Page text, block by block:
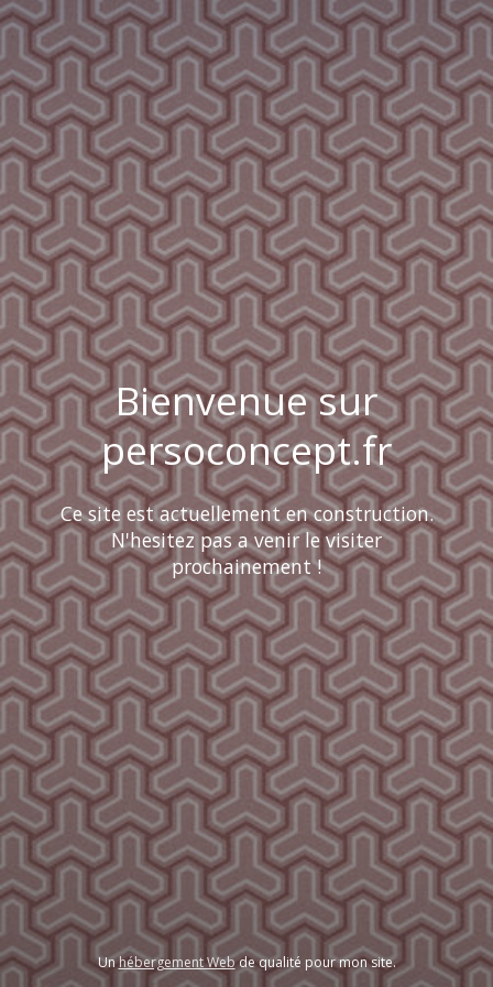
Bienvenue sur
persoconcept.fr
Ce site est actuellement en construction.
N'hesitez pas a venir le visiter
prochainement !
Unhébergement Webde qualité pour mon site.